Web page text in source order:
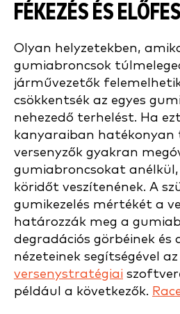
FÉKEZÉS ÉS
Olyan helyzetekben,
gumiabroncsok
járművezetők
csökkentsék az egyes
nehezedő terhelést. Ha
kanyaraiban hatékonyan
versenyzők gyakran
gumiabroncsokat anélkül,
köridőt veszítenének. A
gumikezelés mértékét a
határozzák meg a
degradációs görbéinek és
nézeteinek segítségével
versenystratégiai
például a következők.